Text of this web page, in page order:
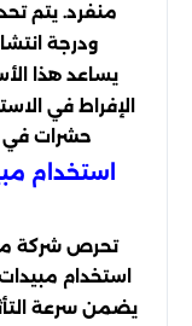
منفرد. يتم
ودرجة
يساعد هذا
الإفراط في
حشرات في
استخدام
تحرص شركة
استخدام
يضمن سرعة